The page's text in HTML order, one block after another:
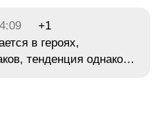
+1
в героях,
тенденция однако…